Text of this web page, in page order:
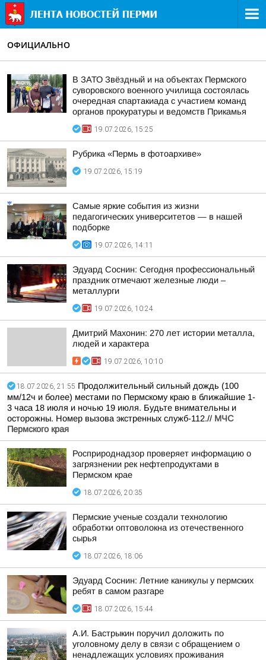
ОФИЦИАЛЬНО
В ЗАТО Звёздный и на объектах Пермского
суворовского военного училища состоялась
очередная спартакиада с участием команд
органов прокуратуры и ведомств Прикамья
19.07.2026, 15:25
Рубрика «Пермь в фотоархиве»
19.07.2026, 15:19
Самые яркие события из жизни
педагогических университетов — в нашей
подборке
19.07.2026, 14:11
Эдуард Соснин: Сегодня профессиональный
праздник отмечают железные люди –
металлурги
19.07.2026, 10:24
Дмитрий Махонин: 270 лет истории металла,
людей и характера
19.07.2026, 10:10
18.07.2026, 21:55 Продолжительный сильный дождь (100
мм/12ч и более) местами по Пермскому краю в ближайшие 1-
3 часа 18 июля и ночью 19 июля. Будьте внимательны и
осторожны. Номер вызова экстренных служб-112.// МЧС
Пермского края
Росприроднадзор проверяет информацию о
загрязнении рек нефтепродуктами в
Пермском крае
18.07.2026, 20:35
Пермские ученые создали технологию
обработки оптоволокна из отечественного
сырья
18.07.2026, 18:06
Эдуард Соснин: Летние каникулы у пермских
ребят в самом разгаре
18.07.2026, 15:44
А.И. Бастрыкин поручил доложить по
уголовному делу в связи с обращением о
ненадлежащих условиях проживания